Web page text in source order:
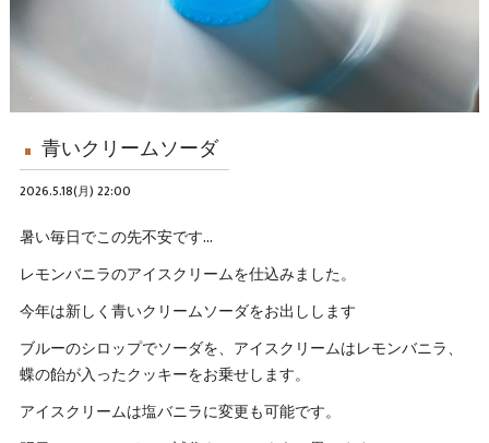
青いクリームソーダ
2026.5.18(月) 22:00
暑い毎日でこの先不安です…
レモンバニラのアイスクリームを仕込みました。
今年は新しく青いクリームソーダをお出しします
ブルーのシロップでソーダを、アイスクリームはレモンバニラ、
蝶の飴が入ったクッキーをお乗せします。
アイスクリームは塩バニラに変更も可能です。